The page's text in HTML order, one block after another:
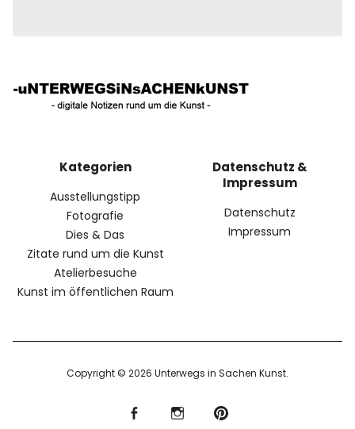
Kategorien
Ausstellungstipp
Fotografie
Dies & Das
Zitate rund um die Kunst
Atelierbesuche
Kunst im öffentlichen Raum
Datenschutz &
Impressum
Datenschutz
Impressum
Copyright © 2026 Unterwegs in Sachen Kunst